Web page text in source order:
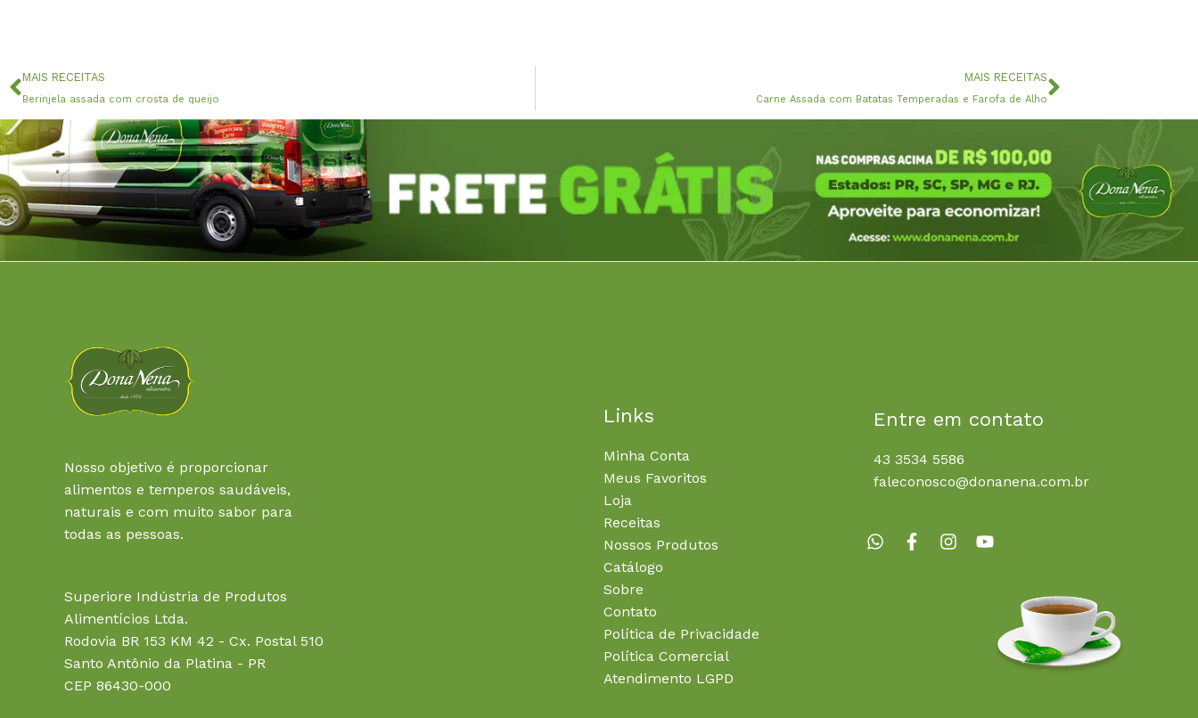
Anterior
MAIS RECEITAS
Berinjela assada com crosta de queijo
MAIS RECEITAS
Carne Assada com Batatas Temperadas e Farofa de Alho
Próximo
Nosso objetivo é proporcionar
alimentos e temperos saudáveis,
naturais e com muito sabor para
todas as pessoas.
Superiore Indústria de Produtos
Alimentícios Ltda.
Rodovia BR 153 KM 42 - Cx. Postal 510
Santo Antônio da Platina - PR
CEP 86430-000
Links
Minha Conta
Meus Favoritos
Loja
Receitas
Nossos Produtos
Catálogo
Sobre
Contato
Política de Privacidade
Política Comercial
Atendimento LGPD
Entre em contato
43 3534 5586
faleconosco@donanena.com.br